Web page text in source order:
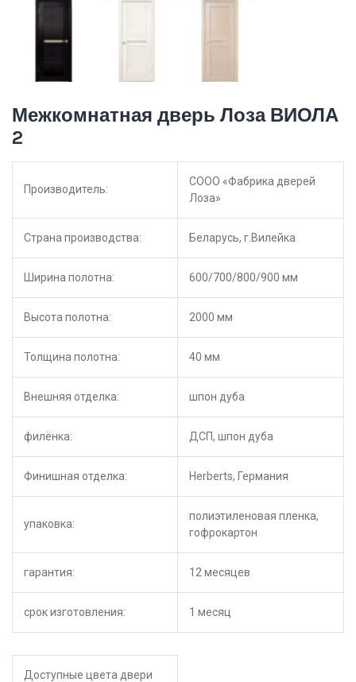
Межкомнатная дверь Лоза ВИОЛА
2
Производитель:
СООО «Фабрика дверей
Лоза»
Страна производства: Беларусь, г.Вилейка
Ширина полотна: 600/700/800/900 мм
Высота полотна: 2000 мм
Толщина полотна: 40 мм
Внешняя отделка: шпон дуба
филёнка: ДСП, шпон дуба
Финишная отделка: Herberts, Германия
упаковка:
полиэтиленовая пленка,
гофрокартон
гарантия: 12 месяцев
срок изготовления: 1 месяц
Доступные цвета двери